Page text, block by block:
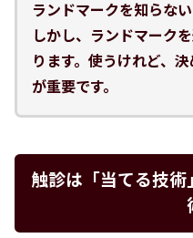
ランドマークを知らな
しかし、ランドマーク
ります。使うけれど、
が重要です。
触診は「当てる技